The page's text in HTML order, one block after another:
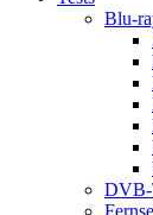
Blu-
DVB-